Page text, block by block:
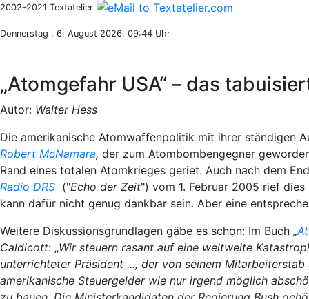
2002-2021 Textatelier
Donnerstag , 6. August 2026, 09:44 Uhr
„Atomgefahr USA“ – das
Autor: Walter Hess
Die amerikanische Atomwaffenpolitik mit ihrer ständigen
Robert McNamara, der zum Atombombengegner
Rand eines totalen Atomkrieges geriet. Auch nach dem
Radio DRS ("Echo der Zeit") vom 1. Februar 2005 rief
kann dafür nicht genug dankbar sein. Aber eine
Weitere Diskussionsgrundlagen gäbe es schon: Im Buch „
Caldicott: „Wir steuern rasant auf eine weltweite
unterrichteter Präsident ..., der von seinem
amerikanische Steuergelder wie nur irgend möglich